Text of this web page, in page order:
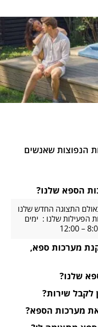
הנפוצות שאנשים
הספא שלנו?
התצוגה החדש שלנו
4, אשדוד שעות הפעילות שלנו : ימים
מערכות ספא,
שלנו?
לקבל שירות?
את מערכות הספא?